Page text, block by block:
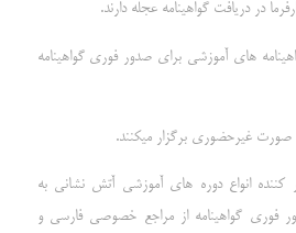
در دریافت گواهینامه عجله دارند.
های آموزشی برای صدور فوری گواهینامه
صورت غیرحضوری برگزار میکنند.
کننده انواع دوره های آموزشی آتش نشانی به
گواهینامه از مراجع خصوصی فارسی و